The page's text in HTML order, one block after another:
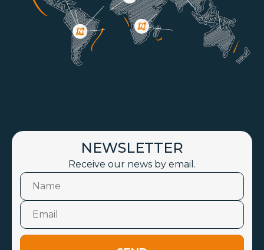
NEWSLETTER
Receive our news by email.